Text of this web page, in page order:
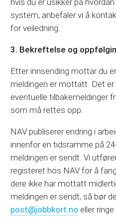
system, anbefaler vi å
for veiledning.
3. Bekreftelse og
Etter innsending mottar du
meldingen er mottatt. Det
eventuelle tilbakemeldinger
som må rettes opp.
NAV publiserer endring i
innenfor en tidsramme på
meldingen er sendt. Vi
registeret hos NAV for å
dere ikke har mottatt
meldingen er sendt, så bør
post@jobbkort.no eller